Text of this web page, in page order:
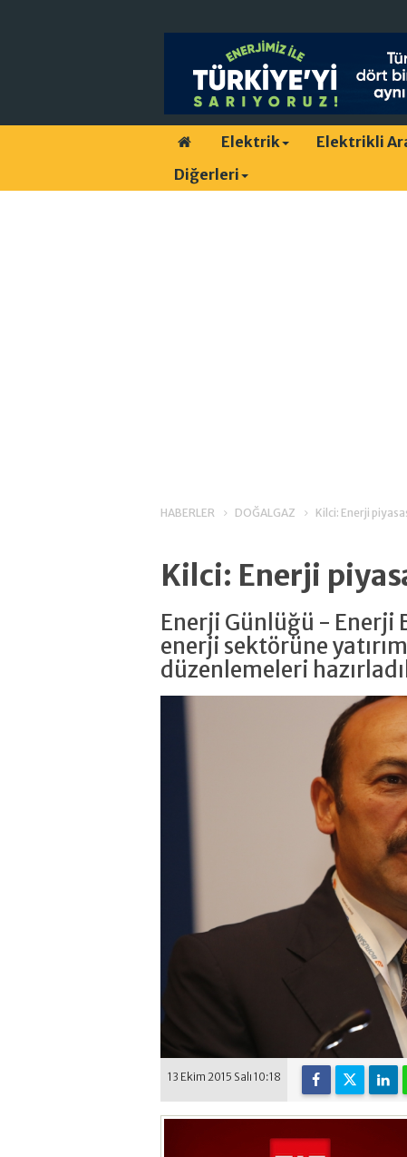
Elektrik Elektrikli
Diğerleri
HABERLER DOĞALGAZ Kilci: Enerji
Kilci: Enerji
Enerji Günlüğü - Enerji
enerji sektörüne
düzenlemeleri
13 Ekim 2015 Salı 10:18